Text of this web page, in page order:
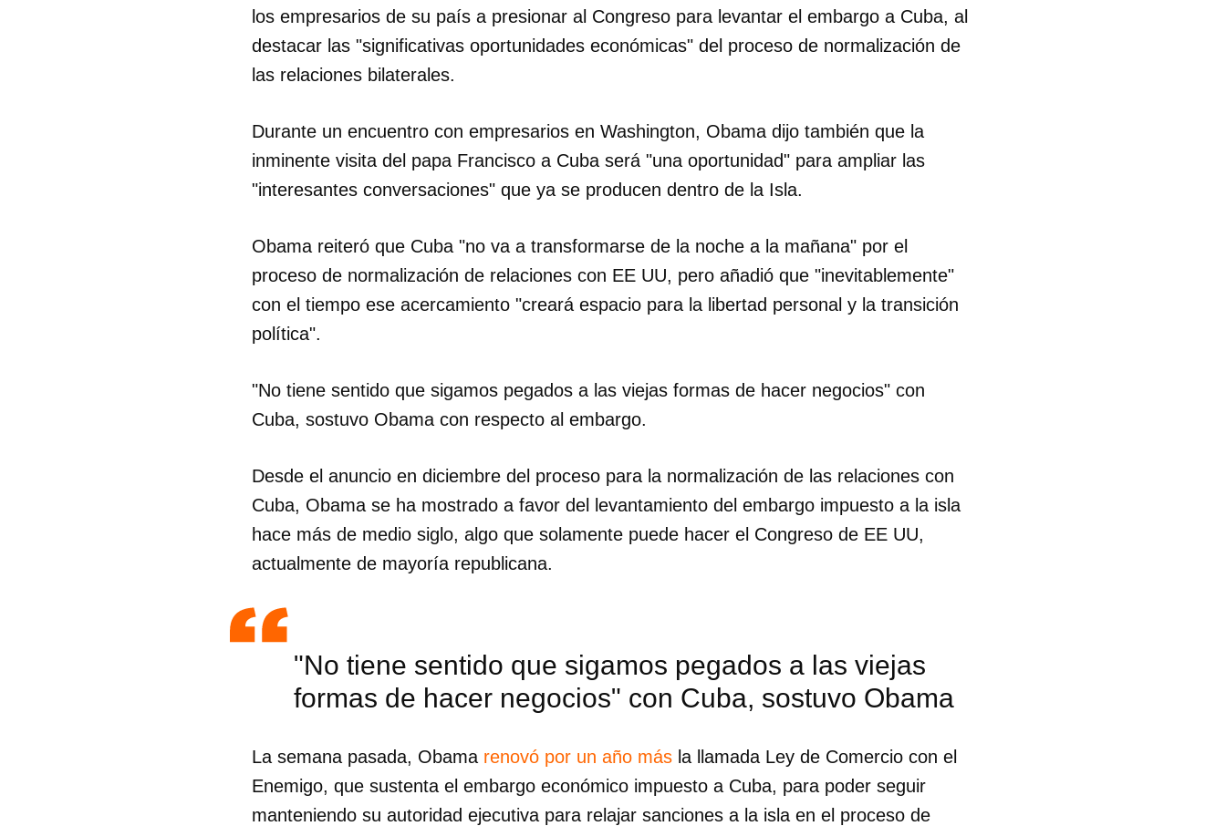
los empresarios de su país a presionar al Congreso para levantar el embargo a Cuba, al
destacar las "significativas oportunidades económicas" del proceso de normalización de
las relaciones bilaterales.
Durante un encuentro con empresarios en Washington, Obama dijo también que la
inminente visita del papa Francisco a Cuba será "una oportunidad" para ampliar las
"interesantes conversaciones" que ya se producen dentro de la Isla.
Obama reiteró que Cuba "no va a transformarse de la noche a la mañana" por el
proceso de normalización de relaciones con EE UU, pero añadió que "inevitablemente"
con el tiempo ese acercamiento "creará espacio para la libertad personal y la transición
política".
"No tiene sentido que sigamos pegados a las viejas formas de hacer negocios" con
Cuba, sostuvo Obama con respecto al embargo.
Desde el anuncio en diciembre del proceso para la normalización de las relaciones con
Cuba, Obama se ha mostrado a favor del levantamiento del embargo impuesto a la isla
hace más de medio siglo, algo que solamente puede hacer el Congreso de EE UU,
actualmente de mayoría republicana.
"No tiene sentido que sigamos pegados a las viejas
formas de hacer negocios" con Cuba, sostuvo Obama
La semana pasada, Obama renovó por un año más la llamada Ley de Comercio con el
Enemigo, que sustenta el embargo económico impuesto a Cuba, para poder seguir
manteniendo su autoridad ejecutiva para relajar sanciones a la isla en el proceso de